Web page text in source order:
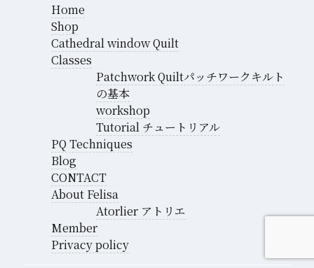
Home
Shop
Cathedral window Quilt
Classes
Patchwork Quiltパッチワークキルト
の基本
workshop
Tutorial チュートリアル
PQ Techniques
Blog
CONTACT
About Felisa
Atorlier アトリエ
Member
Privacy policy